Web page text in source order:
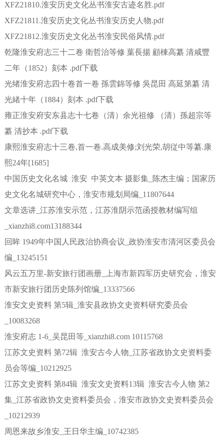
XFZ21810.淮安历史文化丛书淮安古迹名胜.pdf
XFZ21811.淮安历史文化丛书淮安历史人物.pdf
XFZ21812.淮安历史文化丛书淮安民俗风情.pdf
乾隆淮安府志三十二卷 衛哲治等修 葉長揚 顧棟高纂 清咸豐
二年（1852）刻本 .pdf下载
光绪淮安府志四十卷首一卷 孫雲錦等修 吳昆田 高延第纂 清
光緒十年（1884）刻本 .pdf下载
雍正淮安府安东县志十七卷（清）余光祖修 （清）孫超宗等
纂 清抄本 .pdf下载
康熙淮安府志十三卷,首一卷.高成美修;刘光荣,胡従中等纂.康
熙24年[1685]
中国历史文化名城 淮安 中英文本 摄影集_陈杰主编；国家历
史文化名城研究中心，淮安市规划局编_11807644
文章选讲_江苏淮安示范，江苏淮阴示范函授教材编写组
_xianzhi8.com13188344
回眸 1949年中国人民政治协商会议_政协淮安市清河区委员会
编_13245151
风云五万里-新安旅行团画册_上海市新四军历史研究会，淮安
市新安旅行团历史陈列馆编_13337566
淮安文史资料 第5辑_淮安县政协文史资料研究委员会
_10083268
淮安府志 1-6_吴昆田等_xianzhi8.com 10115768
江苏文史资料 第72辑 淮安古今人物_江苏省政协文史资料委
员会等编_10212925
江苏文史资料 第84辑 淮安文史资料13辑 淮安古今人物 第2
集_江苏省政协文史资料委员会，淮安市政协文史资料委员会
_10212939
周恩来故乡淮安_王日华主编_10742385